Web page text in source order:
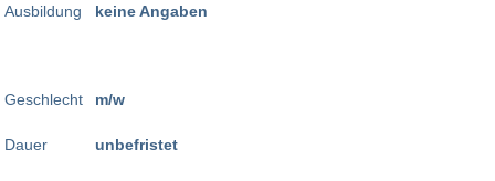
Ausbildung
Geschlecht
Dauer
keine Angaben
m/w
unbefristet